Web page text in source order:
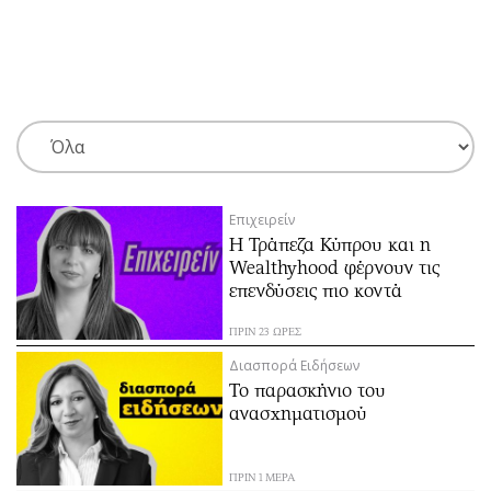
ΚΑΤΗΓΟΡΙΕΣ ΣΥΝΔΕΣΗ
Κύπρος
Παιδεία
Υγεία
Πολιτική
Βουλευτικές 2026
Εκλογές 2024
Προεδρικές 2023
Δημοσκοπήσεις
Διπλωματία
Απόψεις
Αρθρογραφία
The Hill
Αγγελίες
Ενοικιάζονται
Πωλούνται
Θέσεις εργασίας
Επιχειρείν
Η Τράπεζα Κύπρου και η
Wealthyhood φέρνουν τις
επενδύσεις πιο κοντά
ΠΡΙΝ 23 ΩΡΕΣ
Διασπορά Ειδήσεων
Το παρασκήνιο του
ανασχηματισμού
ΠΡΙΝ 1 ΜΕΡΑ